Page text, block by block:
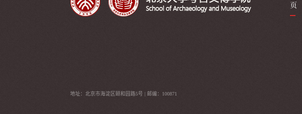
地址：北京市海淀区颐和园路5号 | 邮编：100871
页